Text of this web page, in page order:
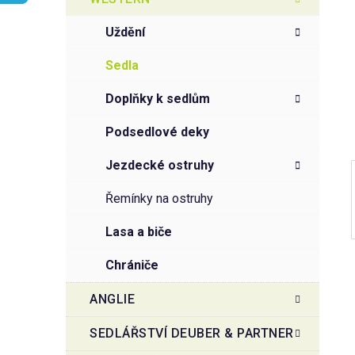
uždění
sedla
doplňky k sedlům
podsedlové deky
jezdecké ostruhy
řemínky na ostruhy
lasa a biče
chrániče
ANGLIE
SEDLÁŘSTVÍ DEUBER & PARTNER